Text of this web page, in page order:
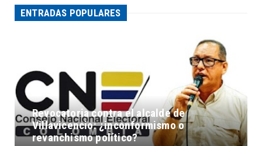
ENTRADAS POPULARES
Revocatoria contra el alcalde de
Villavicencio: ¿inconformismo o
revanchismo político?